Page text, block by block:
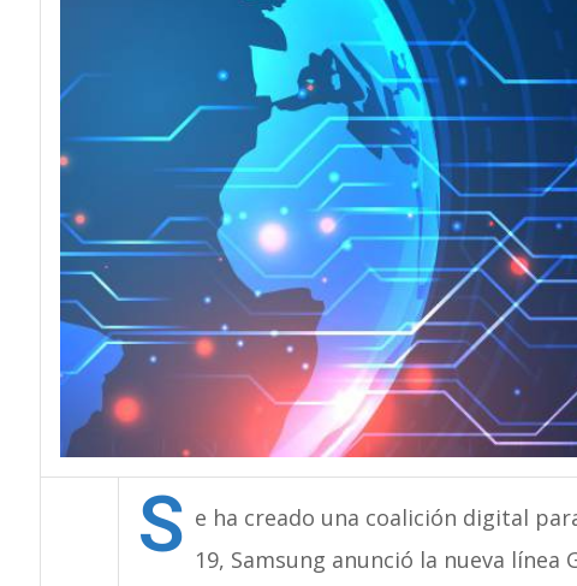
S e ha creado una coalición digital
19, Samsung anunció la nueva